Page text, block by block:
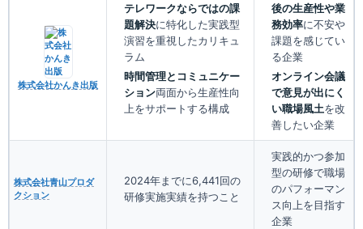
株式会社かんき出版
テレワークならではの課
題解決に特化した実践型
演習を重視したカリキュ
ラム
時間管理とコミュニケー
ション両面から生産性向
上をサポートする構成
後の生産性や業
務効率に不安や
課題を感じてい
る企業
オンライン会議
で意見が出にく
い職場風土を改
善したい企業
株式会社青山プロダ
クション
2024年までに6,441回の
研修実施実績を持つこと
実践的かつ参加
型の研修で職場
のパフォーマン
ス向上を目指す
企業